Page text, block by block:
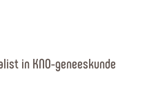
in KNO-geneeskunde